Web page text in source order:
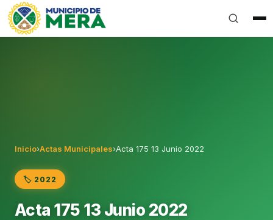
Gobierno Autónomo Descentralizado Municipal del
Inicio›Actas Municipales›Acta 175 13 Junio 2022
🏷️ 2022
Acta 175 13 Junio 2022